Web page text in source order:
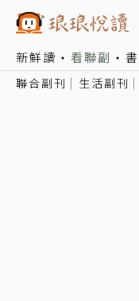
新鮮讀 看聯副
聯合副刊 生活副刊